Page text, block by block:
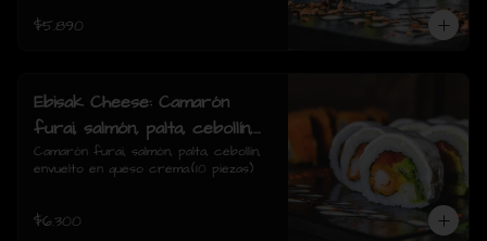
$5.890
Ebisak Cheese: Camarón
furai, salmón, palta, cebollín,
envuelto en queso crema.
Camarón furai, salmón, palta, cebollín,
envuelto en queso crema.(10 piezas)
$6.300